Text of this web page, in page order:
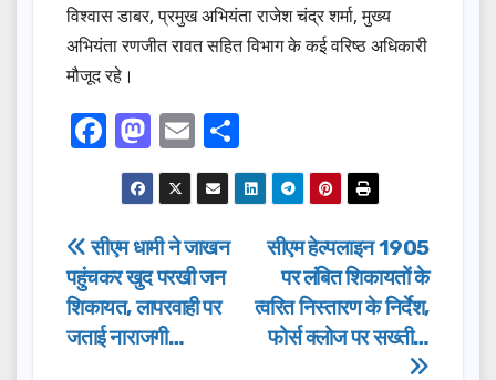
विश्वास डाबर, प्रमुख अभियंता राजेश चंद्र शर्मा, मुख्य
अभियंता रणजीत रावत सहित विभाग के कई वरिष्ठ अधिकारी
मौजूद रहे।
F
a
c
e
b
o
o
M
a
st
o
d
o
n
E
m
ail
h
ar
Post
navigation
सीएम हेल्पलाइन 1905
पर लंबित शिकायतों के
त्वरित निस्तारण के निर्देश,
फोर्स क्लोज पर सख्ती…
सीएम धामी ने जाखन
पहुंचकर खुद परखी जन
शिकायत, लापरवाही पर
जताई नाराजगी…